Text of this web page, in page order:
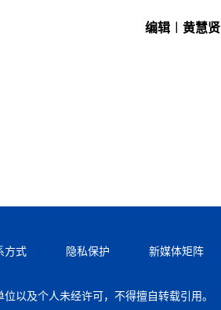
编辑︱黄慧贤
方式 隐私保护 新媒体矩阵
以及个人未经许可，不得擅自转载引用。